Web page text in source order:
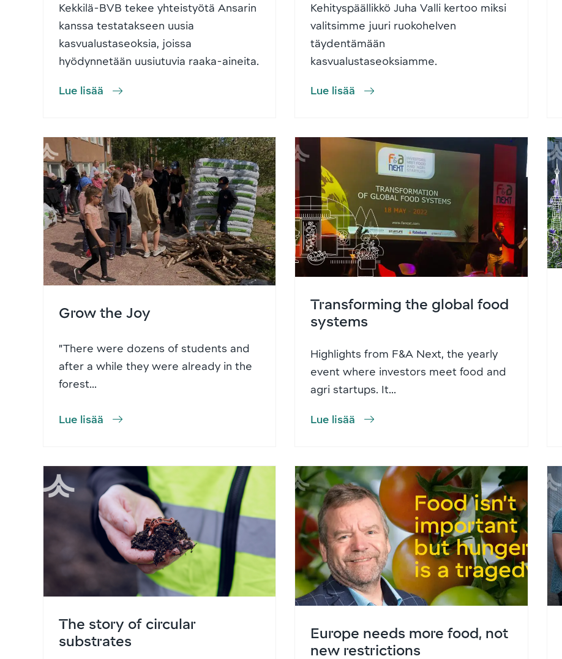
Kekkilä-BVB tekee yhteistyötä Ansarin
kanssa testatakseen uusia
kasvualustaseoksia, joissa
hyödynnetään uusiutuvia raaka-aineita.
Lue lisää
Kehityspäällikkö Juha Valli kertoo miksi
valitsimme juuri ruokohelven
täydentämään
kasvualustaseoksiamme.
Lue lisää
Grow the Joy
”There were dozens of students and
after a while they were already in the
forest...
Lue lisää
Transforming the global food
systems
Highlights from F&A Next, the yearly
event where investors meet food and
agri startups. It...
Lue lisää
The story of circular
substrates
Europe needs more food, not
new restrictions